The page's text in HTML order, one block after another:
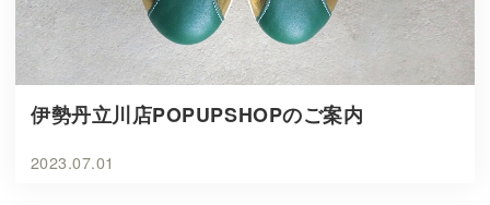
伊勢丹立川店POPUPSHOPのご案内
2023.07.01